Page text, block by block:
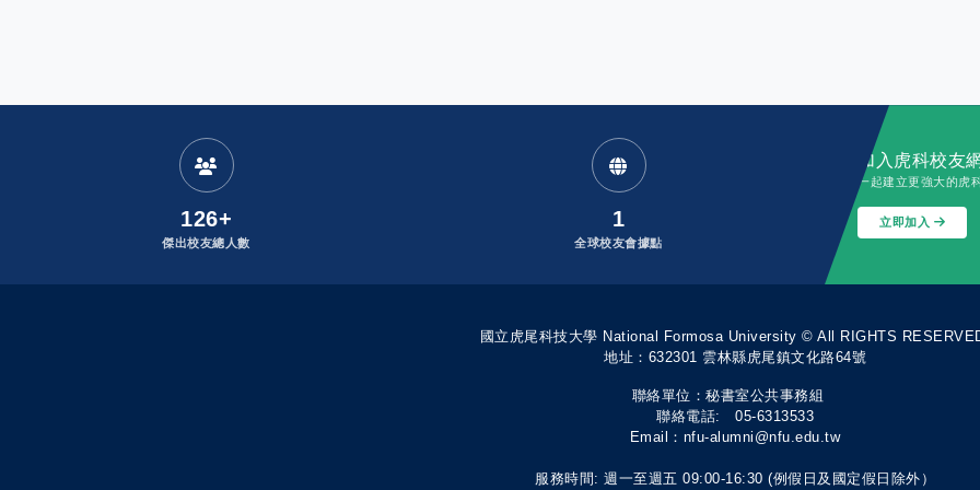
發布者：
126+
傑出校友總人數
1
全球校友會據點
加入虎科校友
一起建立更強大的虎
立即加入
國立虎尾科技大學 National Formosa University © All RIGHTS
地址：632301 雲林縣虎尾鎮文化路64號
聯絡單位：秘書室公共事務組
聯絡電話: 05-6313533
Email：nfu-alumni@nfu.edu.tw
服務時間: 週一至週五 09:00-16:30 (例假日及國定假日除外）